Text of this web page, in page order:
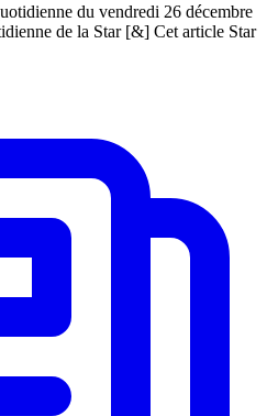
du vendredi 26 décembre
de la Star [&] Cet article Star